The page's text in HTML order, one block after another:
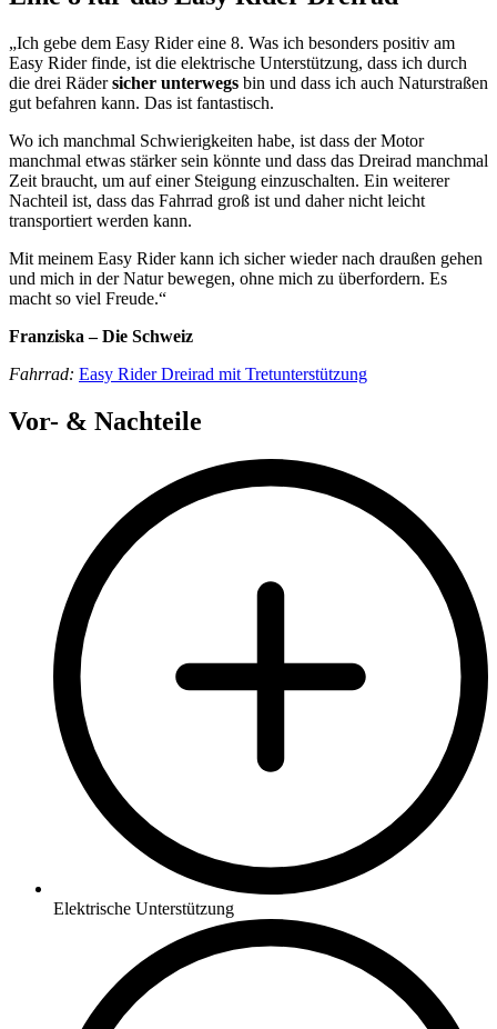
„Ich gebe dem Easy Rider eine 8. Was ich besonders positiv am
Easy Rider finde, ist die elektrische Unterstützung, dass ich durch
die drei Rädersicher unterwegs bin und dass ich auch Naturstraßen
gut befahren kann. Das ist fantastisch.
Wo ich manchmal Schwierigkeiten habe, ist dass der Motor
manchmal etwas stärker sein könnte und dass das Dreirad manchmal
Zeit braucht, um auf einer Steigung einzuschalten. Ein weiterer
Nachteil ist, dass das Fahrrad groß ist und daher nicht leicht
transportiert werden kann.
Mit meinem Easy Rider kann ich sicher wieder nach draußen gehen
und mich in der Natur bewegen, ohne mich zu überfordern. Es
macht so viel Freude.“
Franziska – Die Schweiz
Fahrrad: Easy Rider Dreirad mit Tretunterstützung
Vor- & Nachteile
Elektrische Unterstützung